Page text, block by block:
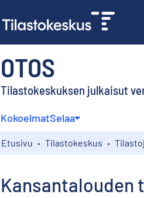
OTOS
Tilastokeskuksen julkaisut
KokoelmatSelaa
Etusivu Tilastokeskus
Kansantalouden